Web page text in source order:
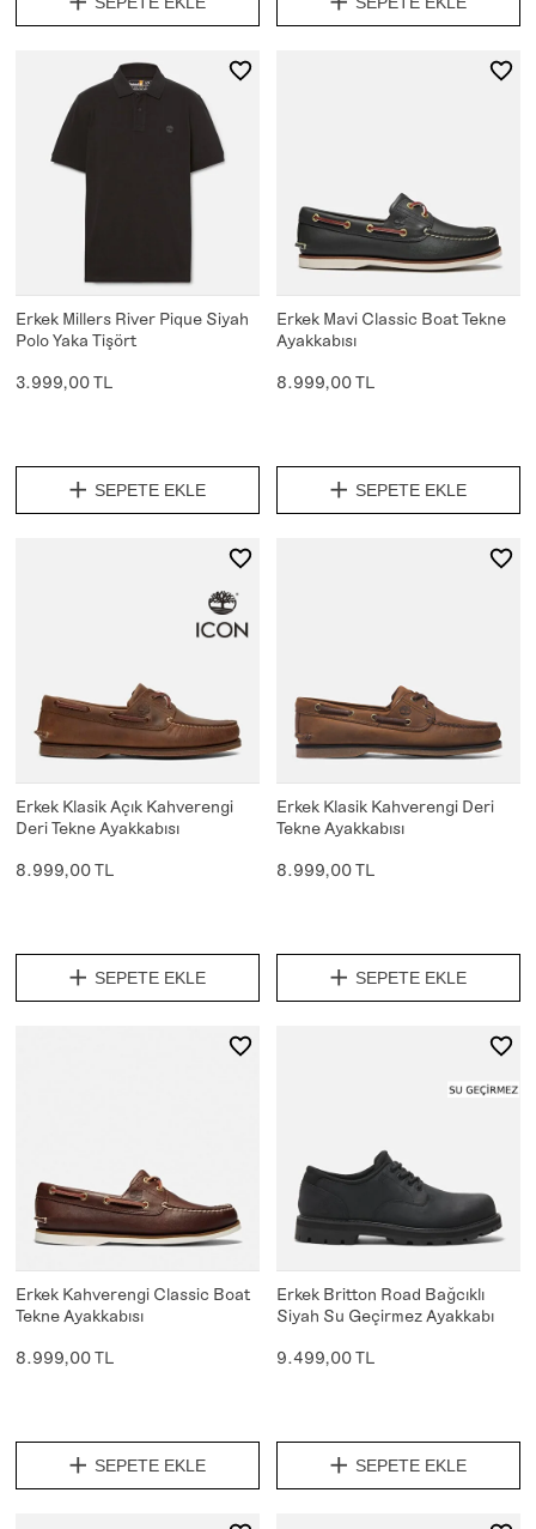
Erkek Millers River Pique Siyah
Polo Yaka Tişört
3.999,00 TL
SEPETE EKLE
Erkek Mavi Classic Boat Tekne
Ayakkabısı
8.999,00 TL
SEPETE EKLE
Erkek Klasik Açık Kahverengi
Deri Tekne Ayakkabısı
8.999,00 TL
SEPETE EKLE
Erkek Klasik Kahverengi Deri
Tekne Ayakkabısı
8.999,00 TL
SEPETE EKLE
Erkek Kahverengi Classic Boat
Tekne Ayakkabısı
8.999,00 TL
SEPETE EKLE
Erkek Britton Road Bağcıklı
Siyah Su Geçirmez Ayakkabı
9.499,00 TL
SEPETE EKLE